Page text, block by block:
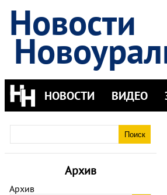
Новости
НОВОСТИ ВИДЕО
Архив
Архив